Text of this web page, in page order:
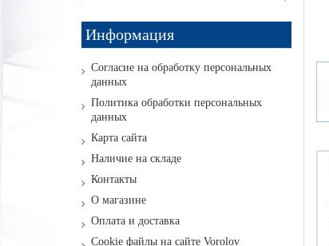
Информация
Согласие на обработку персональных
данных
Политика обработки персональных
данных
Карта сайта
Наличие на складе
Контакты
О магазине
Оплата и доставка
Cookie файлы на сайте Vorolov